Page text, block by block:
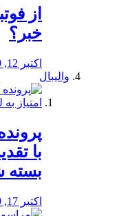
از
خبر؟
اکتبر 12, 2019
والیبال
با
بسته
اکتبر 17, 2019